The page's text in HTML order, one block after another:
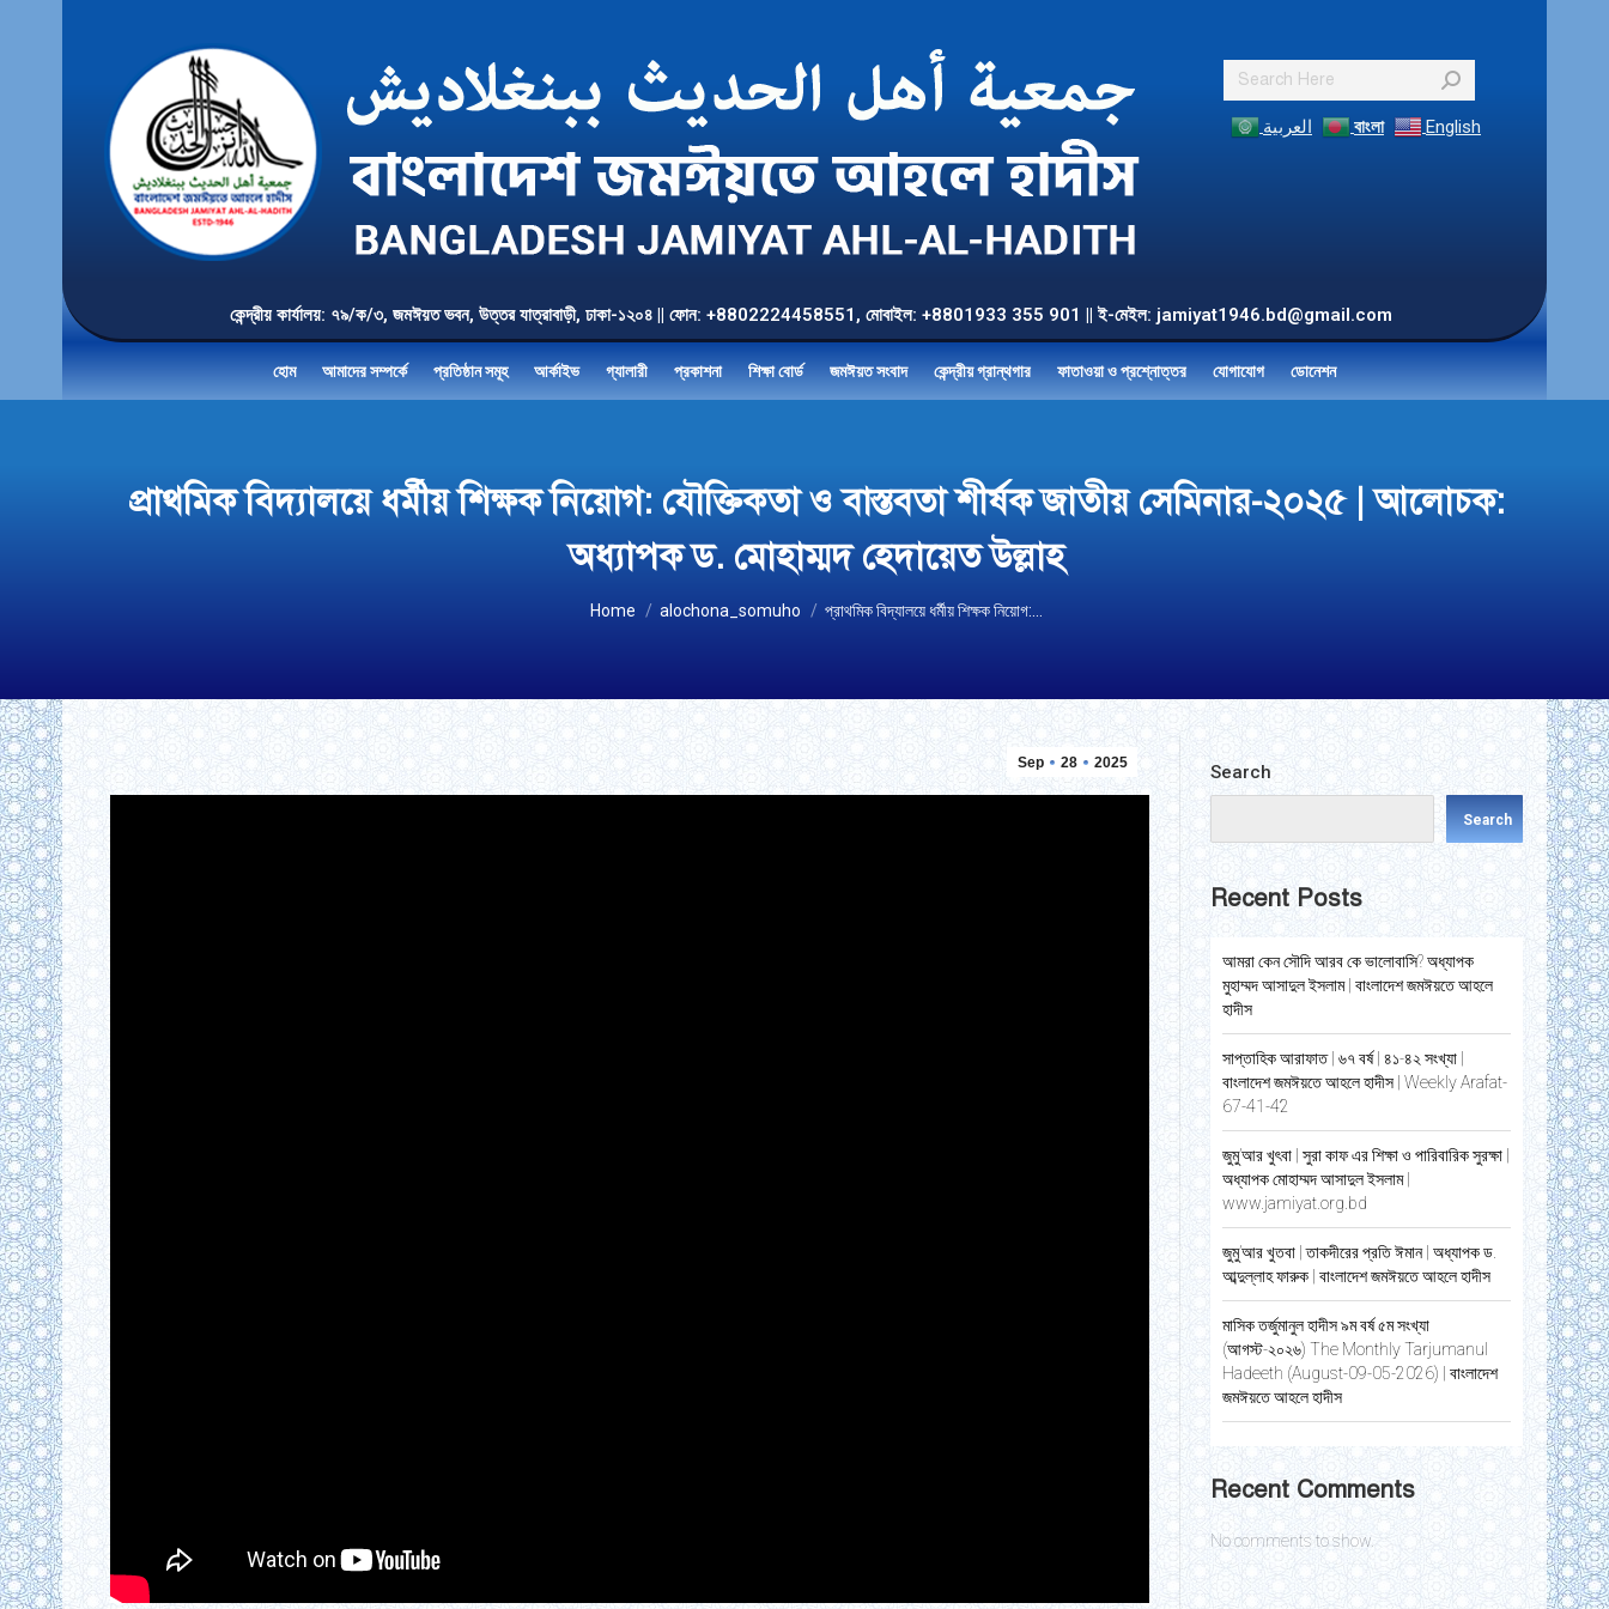
Search:
العربية বাংলা English
কেন্দ্রীয় কার্যালয়: ৭৯/ক/৩, জমঈয়ত ভবন, উত্তর যাত্রাবাড়ী, ঢাকা-১২০৪ || ফোন: +8802224458551, মোবাইল: +8801933 355 901 || ই-মেইল: jamiyat1946.bd@gmail.com
হোম আমাদের সম্পর্কে প্রতিষ্ঠান সমূহ আর্কাইভ গ্যালারী প্রকাশনা শিক্ষা বোর্ড জমঈয়ত সংবাদ কেন্দ্রীয় গ্রান্থগার ফাতাওয়া ও প্রশ্নোত্তর যোগাযোগ ডোনেশন
প্রাথমিক বিদ্যালয়ে ধর্মীয় শিক্ষক নিয়োগ: যৌক্তিকতা ও বাস্তবতা শীর্ষক জাতীয় সেমিনার-২০২৫ | আলোচক:
অধ্যাপক ড. মোহাম্মদ হেদায়েত উল্লাহ
You are here:
Home alochona_somuho প্রাথমিক বিদ্যালয়ে ধর্মীয় শিক্ষক নিয়োগ:…
Sep 28 2025 Search
Search
Recent Posts
আমরা কেন সৌদি আরব কে ভালোবাসি? অধ্যাপক
মুহাম্মদ আসাদুল ইসলাম | বাংলাদেশ জমঈয়তে আহলে
হাদীস
সাপ্তাহিক আরাফাত | ৬৭ বর্ষ | ৪১-৪২ সংখ্যা |
বাংলাদেশ জমঈয়তে আহলে হাদীস | Weekly Arafat-
67-41-42
জুমু’আর খুৎবা | সুরা কাফ এর শিক্ষা ও পারিবারিক সুরক্ষা |
অধ্যাপক মোহাম্মদ আসাদুল ইসলাম |
www.jamiyat.org.bd
জুমু’আর খুতবা | তাকদীরের প্রতি ঈমান | অধ্যাপক ড.
আব্দুল্লাহ ফারুক | বাংলাদেশ জমঈয়তে আহলে হাদীস
মাসিক তর্জুমানুল হাদীস ৯ম বর্ষ ৫ম সংখ্যা
(আগস্ট-২০২৬) The Monthly Tarjumanul
Hadeeth (August-09-05-2026) | বাংলাদেশ
জমঈয়তে আহলে হাদীস
Recent Comments
No comments to show.